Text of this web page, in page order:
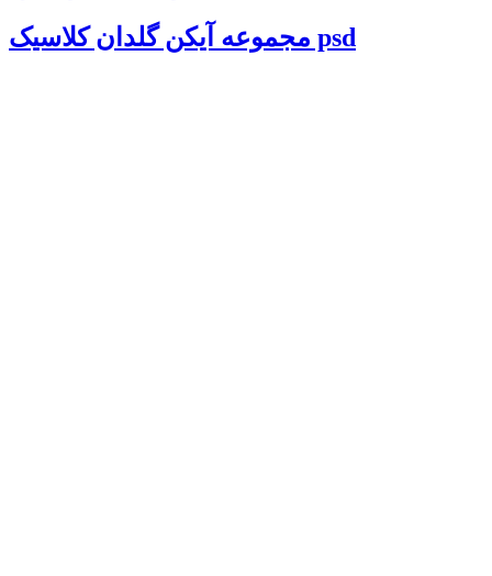
مجموعه آیکن گلدان کلاسیک psd